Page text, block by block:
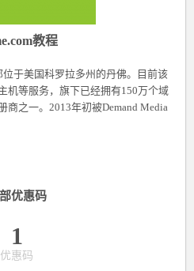
教程
位于美国科罗拉多州的丹佛。目前该
机等服务，旗下已经拥有150万个域
商之一。2013年初被Demand Media
优惠码
1
优惠码